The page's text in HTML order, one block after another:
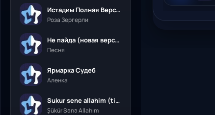
Истадим Полная Версия
Роза Зергерли
Не пайда (новая версия)
Песня
Ярмарка Судеб
Аленка
Sukur sene allahim (tik tok)
Şükür Sənə Allahım